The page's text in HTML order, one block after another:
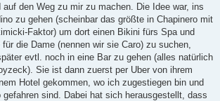
auf den Weg zu mir zu machen. Die Idee war, ins
zu gehen (scheinbar das größte in Chapinero mit
Faktor) um dort einen Bikini fürs Spa und
die Dame (nennen wir sie Caro) zu suchen,
evtl. noch in eine Bar zu gehen (alles natürlich
Sie ist dann zuerst per Uber von ihrem
Hotel gekommen, wo ich zugestiegen bin und
gefahren sind. Dabei hat sich herausgestellt, dass